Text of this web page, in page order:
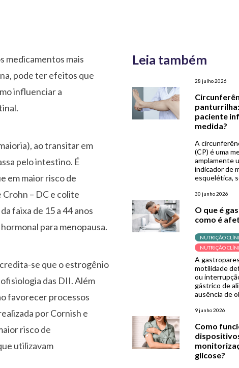
medicamentos mais
pode ter efeitos que
influenciar a
ao transitar em
pelo intestino. É
em maior risco de
– DC e colite
faixa de 15 a 44 anos
para menopausa.
se que o estrogênio
das DII. Além
favorecer processos
por Cornish e
risco de
utilizavam
Leia também
28 julho 2026
paciente
medida?
A
(CP) é uma
amplamente
indicador de
esquelética,
Organização
na
ferramenta
de menor […]
30 junho 2026
O que é
como é
NUTRIÇÃO
NUTRIÇÃO
A
motilidade
ou
gástrico de
ausência de
alimentos, os
alimentos em
os empurram
delgado para
digestão.
9 junho 2026
Como
glicose?